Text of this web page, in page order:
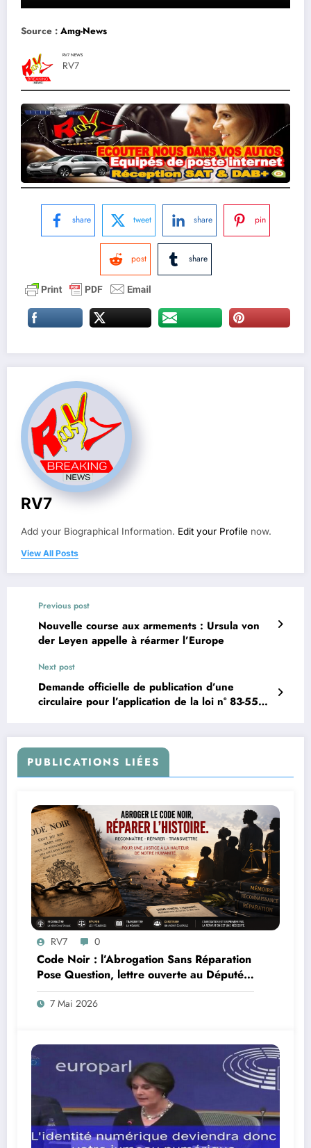
Source : Amg-News
RV7 NEWS
RV7
share tweet share pin
post share
RV7
Add your Biographical Information. Edit your Profile now.
View All Posts
Previous post
Nouvelle course aux armements : Ursula von
der Leyen appelle à réarmer l’Europe
Next post
Demande officielle de publication d’une
circulaire pour l’application de la loi n° 83-550
PUBLICATIONS LIÉES
RV7 0
Code Noir : l’Abrogation Sans Réparation
Pose Question, lettre ouverte au Député
Max Mathiasin
7 Mai 2026